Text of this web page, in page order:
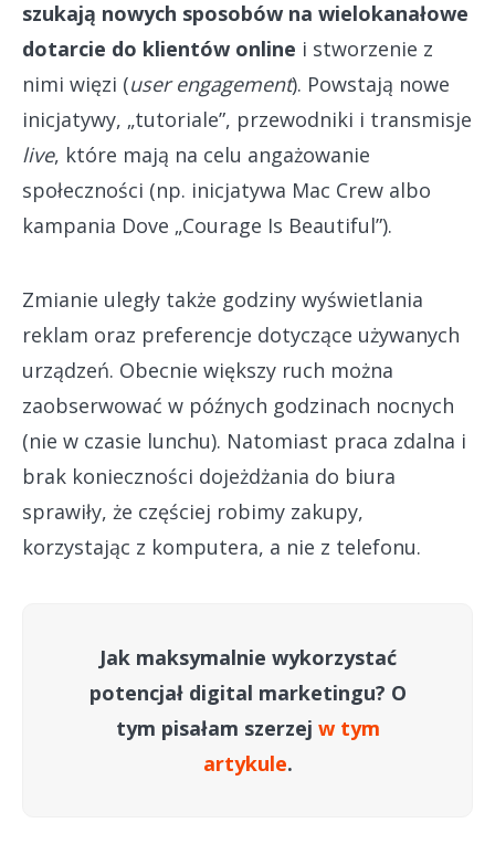
szukają nowych sposobów na wielokanałowe
dotarcie do klientów online i stworzenie z
nimi więzi (user engagement). Powstają nowe
inicjatywy, „tutoriale”, przewodniki i transmisje
live, które mają na celu angażowanie
społeczności (np. inicjatywa Mac Crew albo
kampania Dove „Courage Is Beautiful”).
Zmianie uległy także godziny wyświetlania
reklam oraz preferencje dotyczące używanych
urządzeń. Obecnie większy ruch można
zaobserwować w późnych godzinach nocnych
(nie w czasie lunchu). Natomiast praca zdalna i
brak konieczności dojeżdżania do biura
sprawiły, że częściej robimy zakupy,
korzystając z komputera, a nie z telefonu.
Jak maksymalnie wykorzystać
potencjał digital marketingu? O
tym pisałam szerzej w tym
artykule.